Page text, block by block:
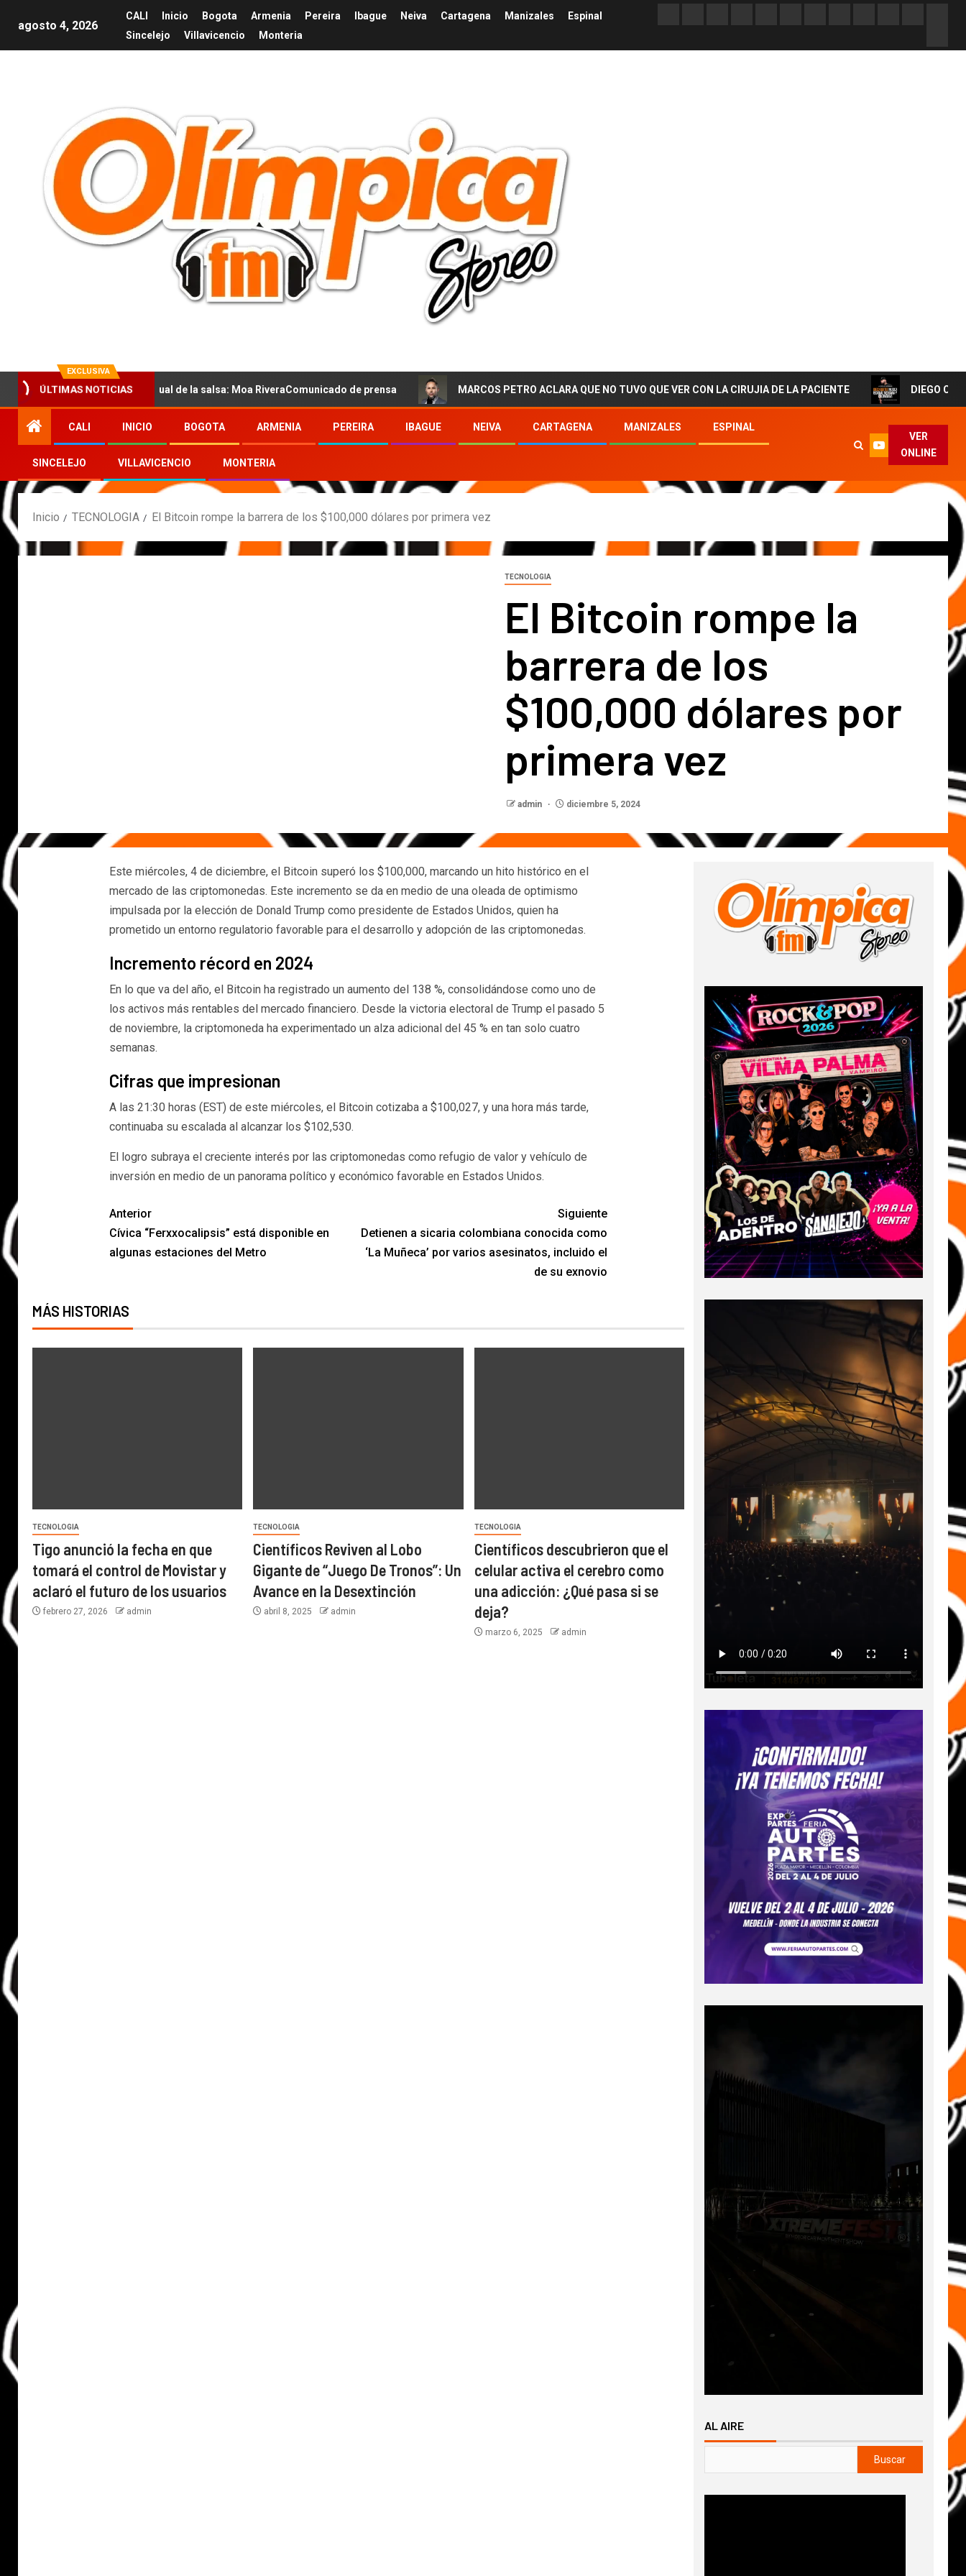
agosto 4, 2026
CALI Inicio Bogota Armenia Pereira Ibague Neiva Cartagena Manizales
Espinal
Sincelejo
Villavicencio Monteria
EXCLUSIVA
ÚLTIMAS NOTICIAS
la nueva voz sensual de la salsa: Moa RiveraComunicado de prensa MARCOS PETRO ACLARA QUE NO TUVO QUE VER CON LA CIRUJIA DE LA PACIENTE DIEGO CORTES El
CALI INICIO BOGOTA ARMENIA PEREIRA IBAGUE NEIVA CARTAGENA MANIZALES ESPINAL
SINCELEJO VILLAVICENCIO MONTERIA
VER
ONLINE
Inicio TECNOLOGIA El Bitcoin rompe la barrera de los $100,000 dólares por primera vez
TECNOLOGIA
El Bitcoin rompe la
barrera de los
$100,000 dólares por
primera vez
admin diciembre 5, 2024
Este miércoles, 4 de diciembre, el Bitcoin superó los $100,000, marcando un hito histórico en el
mercado de las criptomonedas. Este incremento se da en medio de una oleada de optimismo
impulsada por la elección de Donald Trump como presidente de Estados Unidos, quien ha
prometido un entorno regulatorio favorable para el desarrollo y adopción de las criptomonedas.
Incremento récord en 2024
En lo que va del año, el Bitcoin ha registrado un aumento del 138 %, consolidándose como uno de
los activos más rentables del mercado financiero. Desde la victoria electoral de Trump el pasado 5
de noviembre, la criptomoneda ha experimentado un alza adicional del 45 % en tan solo cuatro
semanas.
Cifras que impresionan
A las 21:30 horas (EST) de este miércoles, el Bitcoin cotizaba a $100,027, y una hora más tarde,
continuaba su escalada al alcanzar los $102,530.
El logro subraya el creciente interés por las criptomonedas como refugio de valor y vehículo de
inversión en medio de un panorama político y económico favorable en Estados Unidos.
Anterior
Cívica “Ferxxocalipsis” está disponible en
algunas estaciones del Metro
Siguiente
Detienen a sicaria colombiana conocida como
‘La Muñeca’ por varios asesinatos, incluido el
de su exnovio
MÁS HISTORIAS
TECNOLOGIA
Tigo anunció la fecha en que
tomará el control de Movistar y
aclaró el futuro de los usuarios
febrero 27, 2026 admin
TECNOLOGIA
Científicos Reviven al Lobo
Gigante de “Juego De Tronos”: Un
Avance en la Desextinción
abril 8, 2025 admin
TECNOLOGIA
Científicos descubrieron que el
celular activa el cerebro como
una adicción: ¿Qué pasa si se
deja?
marzo 6, 2025 admin
AL AIRE
Buscar